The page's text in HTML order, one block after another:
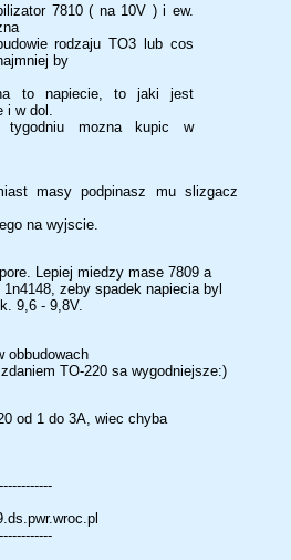
7810 ( na 10V ) i ew.
rodzaju TO3 lub cos
by
to napiecie, to jaki jest
i w dol.
mozna kupic w
masy podpinasz mu slizgacz
na wyjscie.
Lepiej miedzy mase 7809 a
zeby spadek napiecia byl
9,6 - 9,8V.
obbudowach
TO-220 sa wygodniejsze:)
od 1 do 3A, wiec chyba